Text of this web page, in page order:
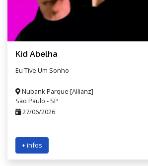
Kid Abelha
Eu Tive Um Sonho
Nubank Parque [Allianz]
São Paulo - SP
27/06/2026
+ infos